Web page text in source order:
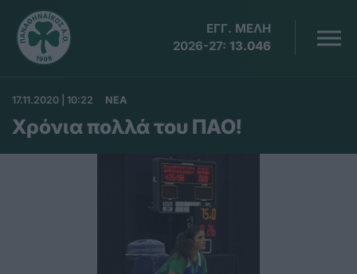
ΕΓΓ. ΜΕΛΗ
2026-27: 13.046
17.11.2020 | 10:22 ΝΕΑ
Χρόνια πολλά του ΠΑΟ!